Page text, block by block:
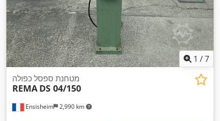
1 /7
Ensisheim 2,990 km
מטחנת ספסל כפולה
REMA DS 04/150